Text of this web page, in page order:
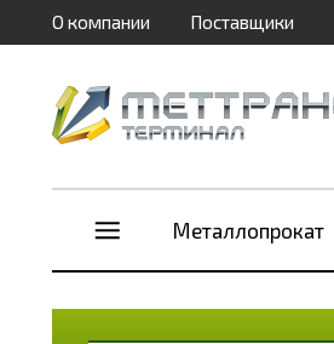
О компании Поставщики
Металлопрокат